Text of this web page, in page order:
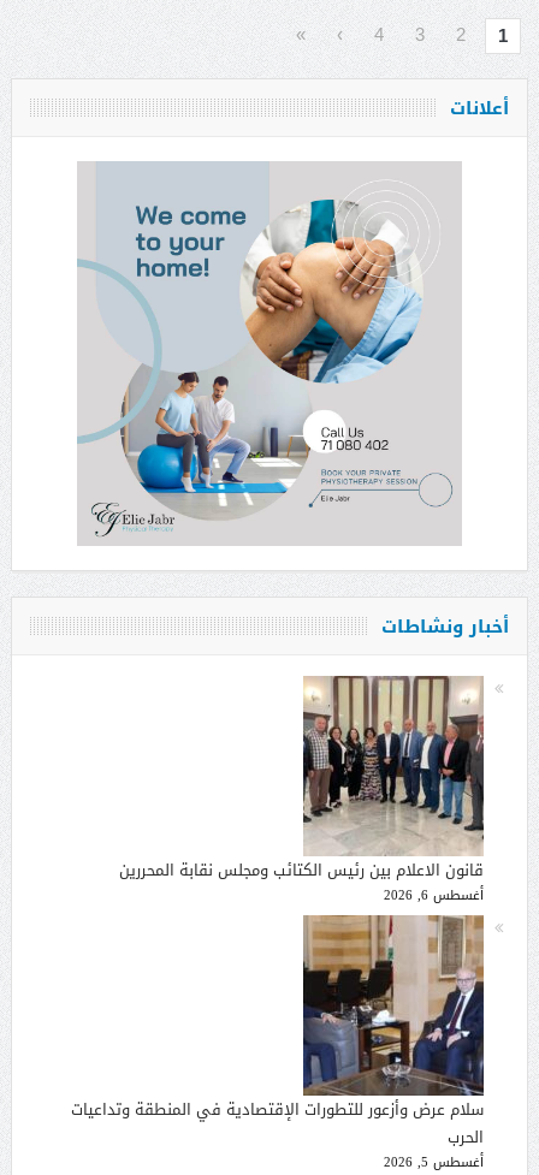
1
2
3
4
›
»
أعلانات
أخبار ونشاطات
قانون الاعلام بين رئيس الكتائب ومجلس نقابة المحررين
أغسطس 6, 2026
سلام عرض وأزعور للتطورات الإقتصادية في المنطقة وتداعيات
الحرب
أغسطس 5, 2026